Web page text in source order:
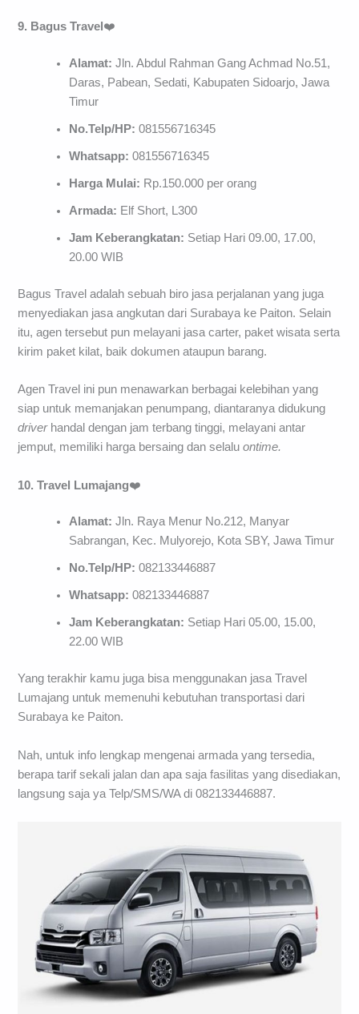
9. Bagus Travel ❤️
Alamat: Jln. Abdul Rahman Gang Achmad No.51,
Daras, Pabean, Sedati, Kabupaten Sidoarjo, Jawa
Timur
No.Telp/HP: 081556716345
Whatsapp: 081556716345
Harga Mulai: Rp.150.000 per orang
Armada: Elf Short, L300
Jam Keberangkatan: Setiap Hari 09.00, 17.00,
20.00 WIB
Bagus Travel adalah sebuah biro jasa perjalanan yang juga
menyediakan jasa angkutan dari Surabaya ke Paiton. Selain
itu, agen tersebut pun melayani jasa carter, paket wisata serta
kirim paket kilat, baik dokumen ataupun barang.
Agen Travel ini pun menawarkan berbagai kelebihan yang
siap untuk memanjakan penumpang, diantaranya didukung
driverhandal dengan jam terbang tinggi, melayani antar
jemput, memiliki harga bersaing dan selaluontime.
10. Travel Lumajang❤️
Alamat: Jln. Raya Menur No.212, Manyar
Sabrangan, Kec. Mulyorejo, Kota SBY, Jawa Timur
No.Telp/HP: 082133446887
Whatsapp: 082133446887
Jam Keberangkatan: Setiap Hari 05.00, 15.00,
22.00 WIB
Yang terakhir kamu juga bisa menggunakan jasa Travel
Lumajang untuk memenuhi kebutuhan transportasi dari
Surabaya ke Paiton.
Nah, untuk info lengkap mengenai armada yang tersedia,
berapa tarif sekali jalan dan apa saja fasilitas yang disediakan,
langsung saja ya Telp/SMS/WA di 082133446887.